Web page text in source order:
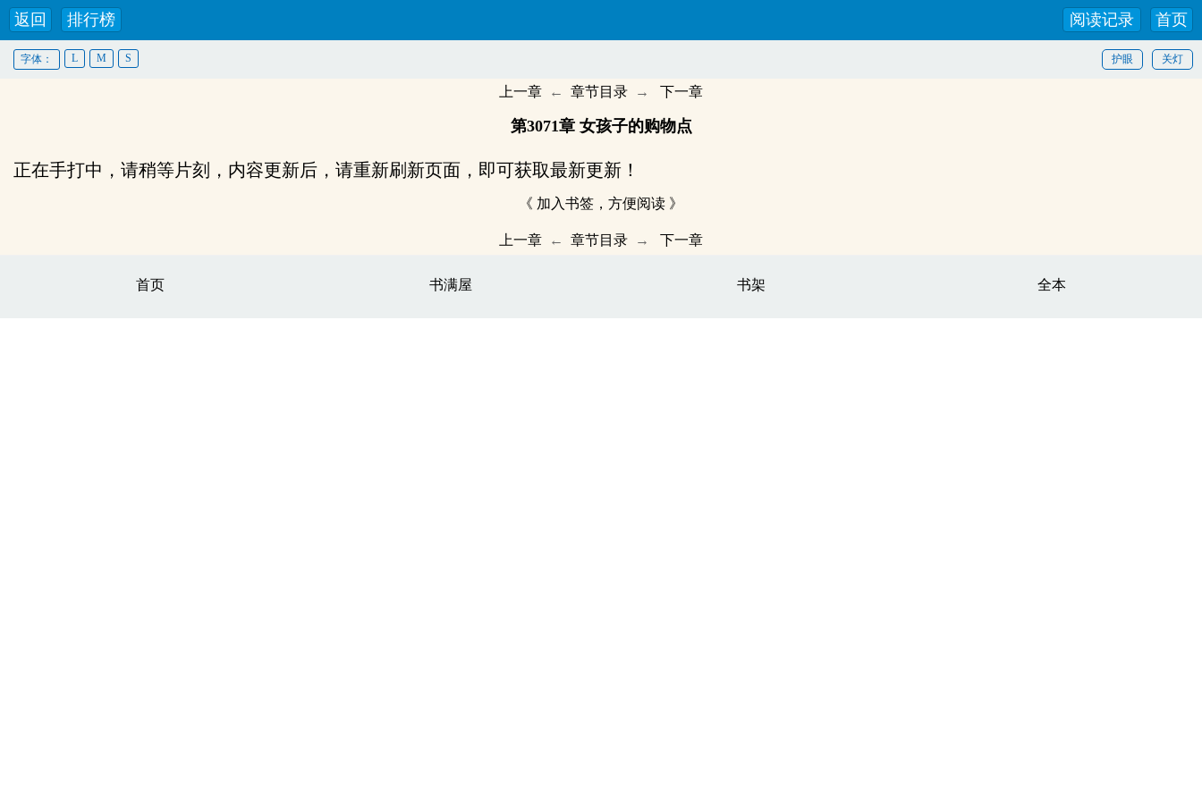
返回 排行榜 首页
阅读记录
关灯
护眼
字体： L M S
上一章 ← 章节目录 → 下一章
第3071章 女孩子的购物点
正在手打中，请稍等片刻，内容更新后，请重新刷新页面，即可获取最新更新！
《 加入书签，方便阅读 》
上一章 ← 章节目录 → 下一章
首页 书满屋 书架 全本